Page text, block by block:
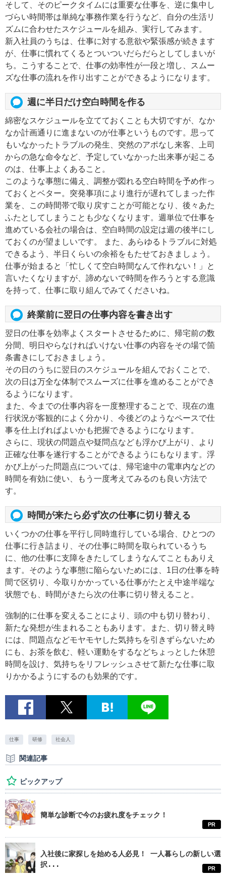
そして、そのピークタイムには重要な仕事を、逆に集中し
づらい時間帯は単純な事務作業を行うなど、自分の生活リ
ズムに合わせたスケジュールを組み、実行してみます。
新入社員のうちは、仕事に対する意欲や緊張感が続きます
が、仕事に慣れてくるとついついだらだらとしてしまいが
ち。こうすることで、仕事の効率性が一段と増し、スムー
ズな仕事の流れを作り出すことができるようになります。
週に半日だけ空白時間を作る
綿密なスケジュールを立てておくことも大切ですが、なか
なか計画通りに進まないのが仕事というものです。思って
もいなかったトラブルの発生、突然のアポなし来客、上司
からの急な命令など、予定していなかった出来事が起こる
のは、仕事上よくあること。
このような事態に備え、調整が図れる空白時間を予め作っ
ておくとベター。突発事項により進行が遅れてしまった作
業を、この時間帯で取り戻すことが可能となり、後々あた
ふたとしてしまうことも少なくなります。週単位で仕事を
進めている会社の場合は、空白時間の設定は週の後半にし
ておくのが望ましいです。 また、あらゆるトラブルに対処
できるよう、半日くらいの余裕をもたせておきましょう。
仕事が始まると「忙しくて空白時間なんて作れない！」と
言いたくなりますが、諦めないで時間を作ろうとする意識
を持って、仕事に取り組んでみてくださいね。
終業前に翌日の仕事内容を書き出す
翌日の仕事を効率よくスタートさせるために、帰宅前の数
分間、明日やらなければいけない仕事の内容をその場で箇
条書きにしておきましょう。
その日のうちに翌日のスケジュールを組んでおくことで、
次の日は万全な体制でスムーズに仕事を進めることができ
るようになります。
また、今までの仕事内容を一度整理することで、現在の進
行状況が客観的によく分かり、今後どのようなペースで仕
事を仕上げればよいかも把握できるようになります。
さらに、現状の問題点や疑問点なども浮かび上がり、より
正確な仕事を遂行することができるようにもなります。浮
かび上がった問題点については、帰宅途中の電車内などの
時間を有効に使い、もう一度考えてみるのも良い方法で
す。
時間が来たら必ず次の仕事に切り替える
いくつかの仕事を平行し同時進行している場合、ひとつの
仕事に行き詰まり、その仕事に時間を取られているうち
に、他の仕事に支障をきたしてしまうなんてこともありえ
ます。そのような事態に陥らないためには、1日の仕事を時
間で区切り、今取りかかっている仕事がたとえ中途半端な
状態でも、時間がきたら次の仕事に切り替えること。
強制的に仕事を変えることにより、頭の中も切り替わり、
新たな発想が生まれることもあります。また、切り替え時
には、問題点などモヤモヤした気持ちを引きずらないため
にも、お茶を飲む、軽い運動をするなどちょっとした休憩
時間を設け、気持ちをリフレッシュさせて新たな仕事に取
りかかるようにするのも効果的です。
仕事 研修 社会人
関連記事
ピックアップ
簡単な診断で今のお疲れ度をチェック！
PR
入社後に家探しを始める人必見！ 一人暮らしの新しい選
択...
PR